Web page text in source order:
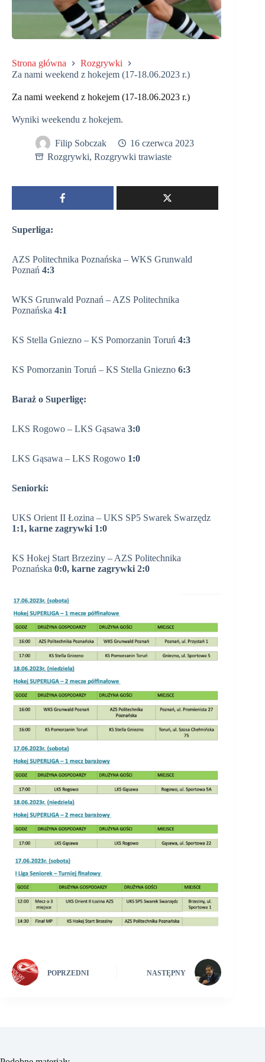
Strona główna
Rozgrywki
Za nami weekend z hokejem (17-18.06.2023 r.)
Za nami weekend z hokejem (17-18.06.2023 r.)
Wyniki weekendu z hokejem.
Filip Sobczak
16 czerwca 2023
Rozgrywki, Rozgrywki trawiaste
Superliga:
AZS Politechnika Poznańska – WKS Grunwald
Poznań 4:3
WKS Grunwald Poznań – AZS Politechnika
Poznańska 4:1
KS Stella Gniezno – KS Pomorzanin Toruń 4:3
KS Pomorzanin Toruń – KS Stella Gniezno 6:3
Baraż o Superligę:
LKS Rogowo – LKS Gąsawa 3:0
LKS Gąsawa – LKS Rogowo 1:0
Seniorki:
UKS Orient II Łozina – UKS SP5 Swarek Swarzędz
1:1, karne zagrywki 1:0
KS Hokej Start Brzeziny – AZS Politechnika
Poznańska 0:0, karne zagrywki 2:0
POPRZEDNI NASTĘPNY